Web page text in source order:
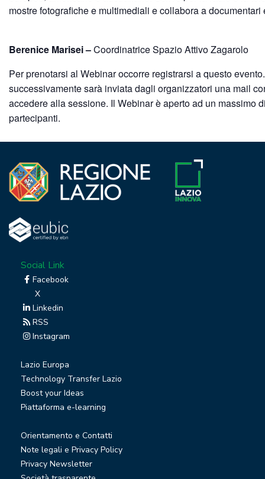
mostre fotografiche e multimediali e collabora a documentari
Berenice Marisei –Coordinatrice Spazio Attivo Zagarolo
Per prenotarsi al Webinar occorre registrarsi a questo
successivamente sarà inviata dagli organizzatori una mail
accedere alla sessione. Il Webinar è aperto ad un massimo
partecipanti.
Social Link
Facebook
X
Linkedin
RSS
Instagram
Lazio Europa
Technology Transfer Lazio
Boost your Ideas
Piattaforma e-learning
Orientamento e Contatti
Note legali e Privacy Policy
Privacy Newsletter